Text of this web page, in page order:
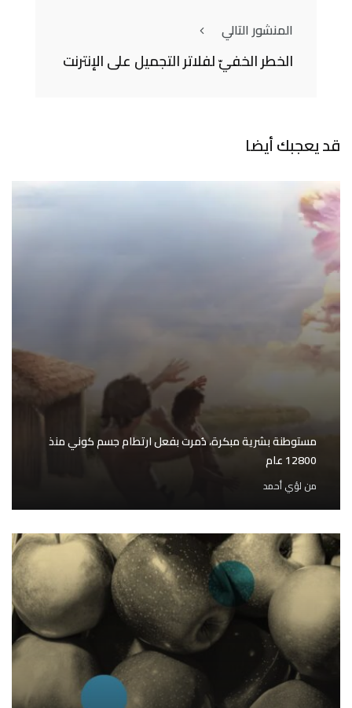
المنشور التالي
الخطر الخفيّ لفلاتر التجميل على الإنترنت
قد يعجبك أيضا
مستوطنة بشرية مبكرة، دُمرت بفعل ارتطام جسم كوني منذ
12800 عام
من لؤي أحمد